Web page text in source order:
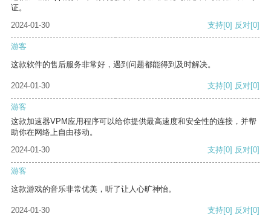
证。
2024-01-30
支持[0] 反对[0]
游客
这款软件的售后服务非常好，遇到问题都能得到及时解决。
2024-01-30 支持[0] 反对[0]
游客
这款加速器VPM应用程序可以给你提供最高速度和安全性的连接，并帮
助你在网络上自由移动。
2024-01-30
支持[0] 反对[0]
游客
这款游戏的音乐非常优美，听了让人心旷神怡。
2024-01-30 支持[0] 反对[0]